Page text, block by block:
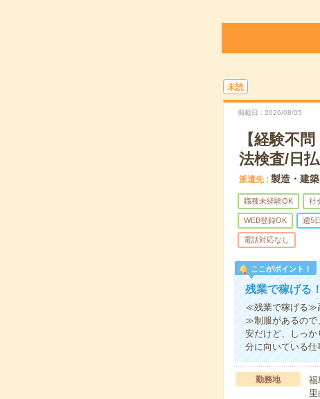
未読
掲載日 2026/08/05
【経験不
法検査/日
派遣先 製造・建
職種未経験OK 社
WEB登録OK 週5
電話対応なし
ここがポイント！
残業で稼げる
≪残業で稼げる≫
≫制服があるので
安だけど、しっ
分に向いている
勤務地
福